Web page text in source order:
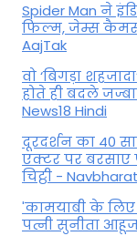
Spider Man ने
फिल्म, जेम्स
AajTak
वो ‘बिगड़ा
होते ही बदले
News18 Hindi
दूरदर्शन का 40
एक्टर पर बरसाए
चिट्ठी -
'कामयाबी के लिए
पत्नी सुनीता